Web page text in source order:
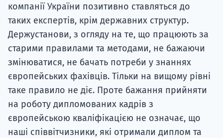
компанії України позитивно ставляться до
таких експертів, крім державних структур.
Держустанови, з огляду на те, що працюють за
старими правилами та методами, не бажаючи
змінюватися, не бачать потреби у знаннях
європейських фахівців. Тільки на вищому рівні
таке правило не діє. Проте бажання прийняти
на роботу дипломованих кадрів з
європейською кваліфікацією не означає, що
наші співвітчизники, які отримали диплом та